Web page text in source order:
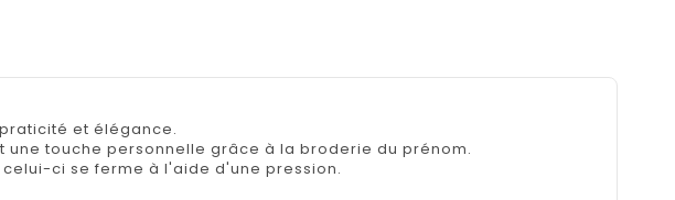
et élégance.
touche personnelle grâce à la broderie du prénom.
celui-ci se ferme à l'aide d'une pression.